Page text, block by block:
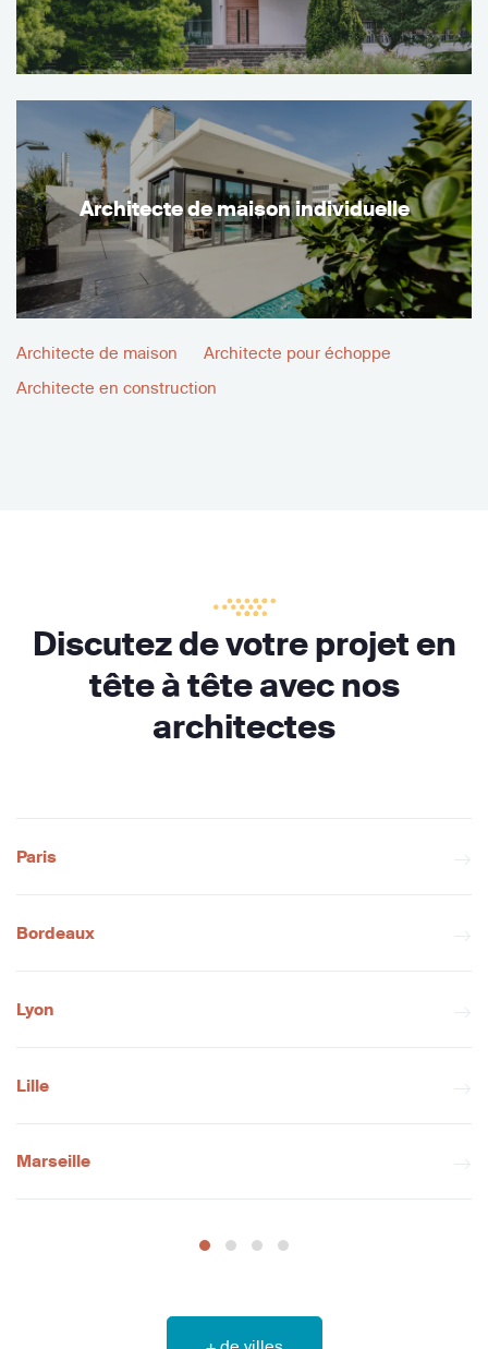
Architecte de maison individuelle
Architecte de maison
Architecte pour échoppe
Architecte en construction
Discutez de votre projet en
tête à tête avec nos
architectes
Paris
Bordeaux
Lyon
Lille
Marseille